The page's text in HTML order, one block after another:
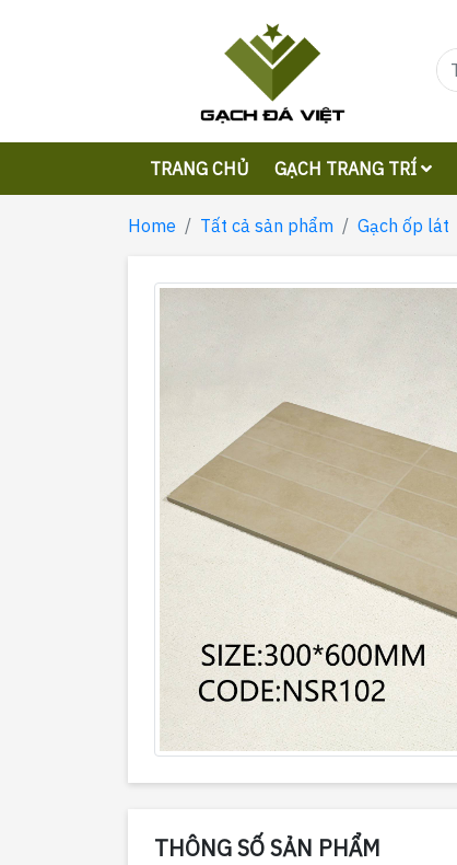
TRANG CHỦ GẠCH TRANG TRÍ
Home Tất cả sản phẩm Gạch ốp lát
THÔNG SỐ SẢN PHẨM